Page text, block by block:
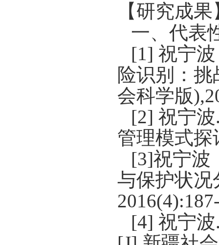
【研究成果
一、代表
[1] 祝宁
险识别：
会科学版
[2] 祝宁波
管理模式探
[3]祝宁波
与保护状况
[4] 祝宁波